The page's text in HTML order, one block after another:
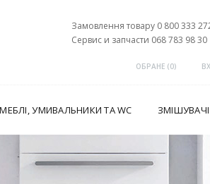
Замовлення товару 0 800 333
Сервис и запчасти 068 783 98 30
ОБРАНЕ (0)
МЕБЛІ, УМИВАЛЬНИКИ ТА WC